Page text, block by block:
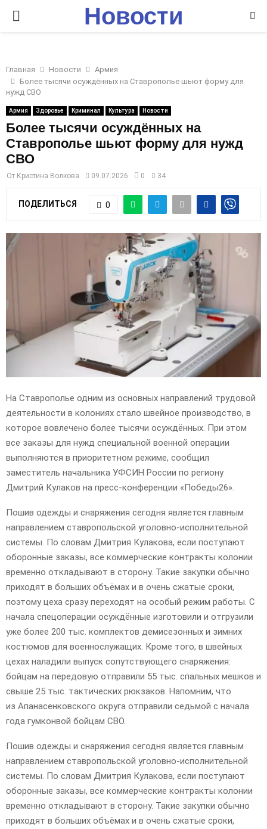
P
I
M
A
R
Y
M
U
Новости
Главная Новости
Армия
Более тысячи осуждённых на Ставрополье шьют форму для
нужд СВО
Армия Здоровье Криминал Культура Новости
Более тысячи осуждённых на
Ставрополье шьют форму для нужд
СВО
От Кристина Волкова 09.07.2026 0 34
ПОДЕЛИТЬСЯ 0
На Ставрополье одним из основных направлений трудовой
деятельности в колониях стало швейное производство, в
которое вовлечено более тысячи осуждённых. При этом
все заказы для нужд специальной военной операции
выполняются в приоритетном режиме, сообщил
заместитель начальника УФСИН России по региону
Дмитрий Кулаков на пресс-конференции «Победы26».
Пошив одежды и снаряжения сегодня является главным
направлением ставропольской уголовно-исполнительной
системы. По словам Дмитрия Кулакова, если поступают
оборонные заказы, все коммерческие контракты колонии
временно откладывают в сторону. Такие закупки обычно
приходят в больших объёмах и в очень сжатые сроки,
поэтому цеха сразу переходят на особый режим работы. С
начала спецоперации осуждённые изготовили и отгрузили
уже более 200 тыс. комплектов демисезонных и зимних
костюмов для военнослужащих. Кроме того, в швейных
цехах наладили выпуск сопутствующего снаряжения:
бойцам на передовую отправили 55 тыс. спальных мешков и
свыше 25 тыс. тактических рюкзаков. Напомним, что
из Апанасенковского округа отправили седьмой с начала
года гумконвой бойцам СВО.
Пошив одежды и снаряжения сегодня является главным
направлением ставропольской уголовно-исполнительной
системы. По словам Дмитрия Кулакова, если поступают
оборонные заказы, все коммерческие контракты колонии
временно откладывают в сторону. Такие закупки обычно
приходят в больших объёмах и в очень сжатые сроки,